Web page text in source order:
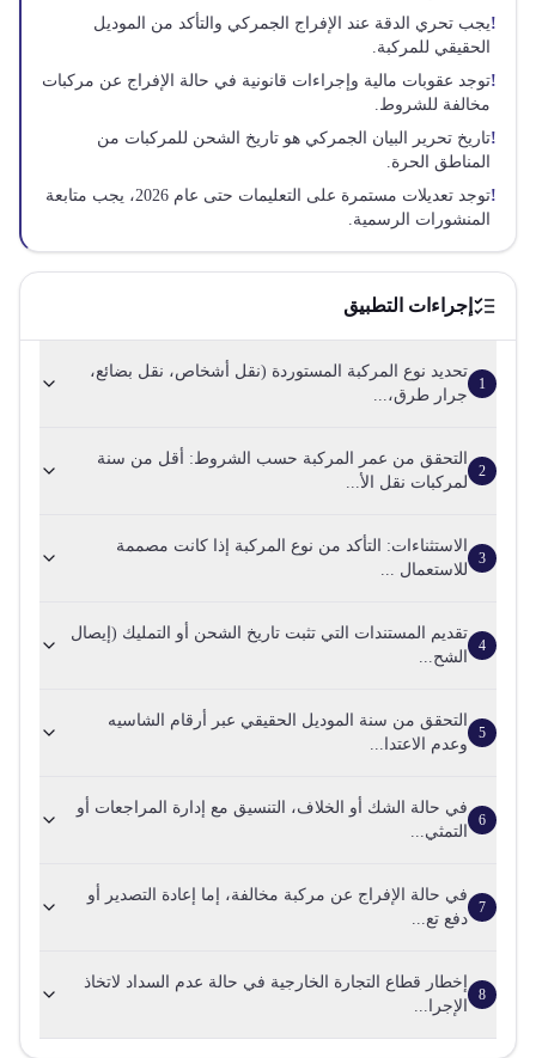
!يجب تحري الدقة عند الإفراج الجمركي والتأكد من الموديل
الحقيقي للمركبة.
!توجد عقوبات مالية وإجراءات قانونية في حالة الإفراج عن مركبات
مخالفة للشروط.
!تاريخ تحرير البيان الجمركي هو تاريخ الشحن للمركبات من
المناطق الحرة.
!
توجد تعديلات مستمرة على التعليمات حتى عام 2026، يجب متابعة
المنشورات الرسمية.
إجراءات التطبيق
1
تحديد نوع المركبة المستوردة (نقل أشخاص، نقل بضائع،
جرار طرق،...
2
التحقق من عمر المركبة حسب الشروط: أقل من سنة
لمركبات نقل الأ...
3
الاستثناءات: التأكد من نوع المركبة إذا كانت مصممة
للاستعمال ...
4
تقديم المستندات التي تثبت تاريخ الشحن أو التمليك (إيصال
الشح...
5
التحقق من سنة الموديل الحقيقي عبر أرقام الشاسيه
وعدم الاعتدا...
6
في حالة الشك أو الخلاف، التنسيق مع إدارة المراجعات أو
التمثي...
7
في حالة الإفراج عن مركبة مخالفة، إما إعادة التصدير أو
دفع تع...
8
إخطار قطاع التجارة الخارجية في حالة عدم السداد لاتخاذ
الإجرا...